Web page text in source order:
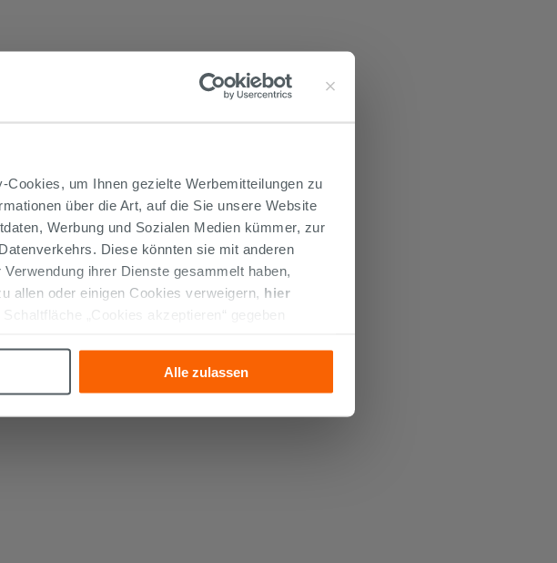
um Ihnen gezielte Werbemitteilungen zu
über die Art, auf die Sie unsere Website
Werbung und Sozialen Medien kümmer, zur
Diese könnten sie mit anderen
ihrer Dienste gesammelt haben,
allen oder einigen Cookies verweigern, hier
„Cookies akzeptieren“ gegeben
Alle zulassen